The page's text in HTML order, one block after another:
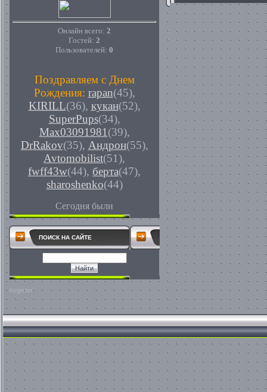
Онлайн всего: 2
Гостей: 2
Пользователей: 0
Поздравляем с Днем
Рождения: rapan(45),
KIRILL(36), кукан(52),
SuperPups(34),
Max03091981 (39),
DrRakov(35), Андрон(55),
Avtomobilist(51),
fwff43w(44), берта(47),
sharoshenko(44)
Сегодня были
ПОИСК НА САЙТЕ
/register